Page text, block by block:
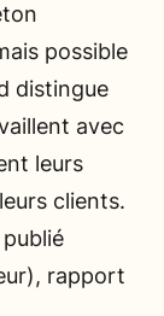
possible
distingue
avec
leurs
clients.
rapport